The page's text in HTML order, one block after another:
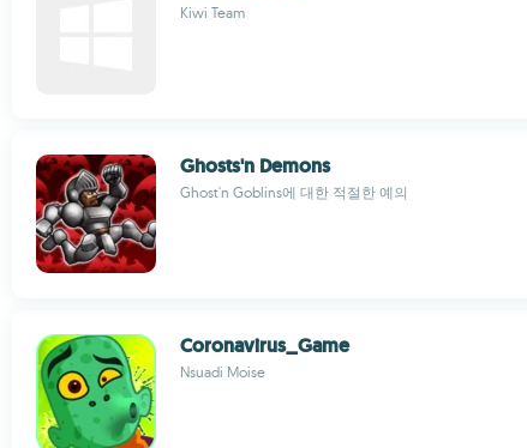
Kiwi Team
Ghosts'n Demons
Ghost'n Goblins에 대한 적절한 예의
Coronavirus_Game
Nsuadi Moise